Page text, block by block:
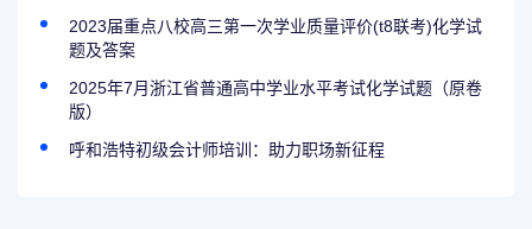
2023届重点八校高三第一次学业质量评价(t8联考)化学试
题及答案
2025年7月浙江省普通高中学业水平考试化学试题（原卷
版）
呼和浩特初级会计师培训：助力职场新征程